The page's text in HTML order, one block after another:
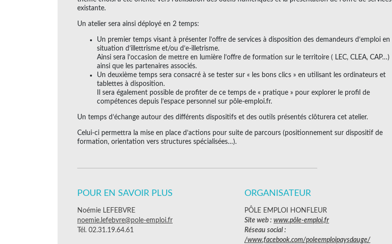
existante.
Un atelier sera ainsi déployé en 2 temps:
Un premier temps visant à présenter l’offre de services à disposition des demandeurs d’emploi en
situation d’illettrisme et/ou d’e-illetrisme.
Ainsi sera l’occasion de mettre en lumière l’offre de formation sur le territoire ( LEC, CLEA, CAP…)
ainsi que les partenaires associés.
Un deuxième temps sera consacré à se tester sur « les bons clics » en utilisant les ordinateurs et
tablettes à disposition.
Il sera également possible de profiter de ce temps de « pratique » pour explorer le profil de
compétences depuis l’espace personnel sur pôle-emploi.fr.
Un temps d’échange autour des différents dispositifs et des outils présentés clôturera cet atelier.
Celui-ci permettra la mise en place d’actions pour suite de parcours (positionnement sur dispositif de
formation, orientation vers structures spécialisées…).
POUR EN SAVOIR PLUS
Noémie LEFEBVRE
noemie.lefebvre@pole-emploi.fr
Tél. 02.31.19.64.61
ORGANISATEUR
PÔLE EMPLOI HONFLEUR
Site web : www.pôle-emploi.fr
Réseau social :
/www.facebook.com/poleemploipaysdauge/